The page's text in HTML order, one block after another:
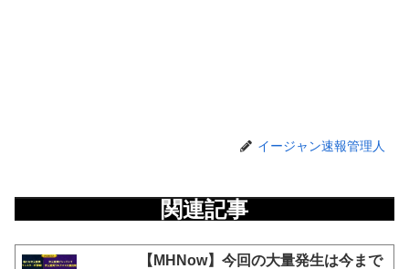
イージャン速報管理人
関連記事
【MHNow】今回の大量発生は今まで